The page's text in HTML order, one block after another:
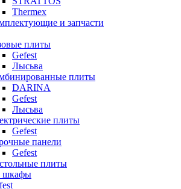
Thermex
и запчасти
плиты
Gefest
Лысьва
плиты
DARINA
Gefest
Лысьва
плиты
Gefest
панели
Gefest
плиты
шкафы